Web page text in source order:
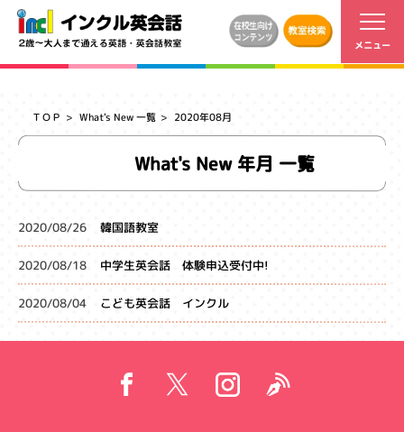
ＴＯＰ What's New 一覧 2020年08月
What's New 年月 一覧
2020/08/26 韓国語教室
2020/08/18 中学生英会話 体験申込受付中!
2020/08/04 こども英会話 インクル